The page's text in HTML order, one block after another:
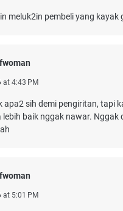
meluk2in pembeli yang kayak
at 4:43 PM
apa2 sih demi pengiritan, tapi
lebih baik nggak nawar. Nggak
at 5:01 PM